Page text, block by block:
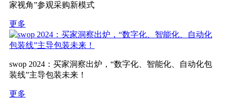
家视角”参观采购新模式
更多
swop 2024：买家洞察出炉，“数字化、智能化、自动化包
装线”主导包装未来！
更多